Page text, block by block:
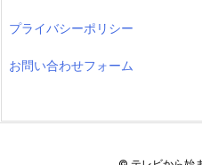
プライバシーポリシー
お問い合わせフォーム